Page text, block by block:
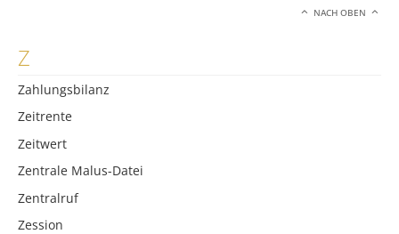
NACH OBEN
Z
Zahlungsbilanz
Zeitrente
Zeitwert
Zentrale Malus-Datei
Zentralruf
Zession